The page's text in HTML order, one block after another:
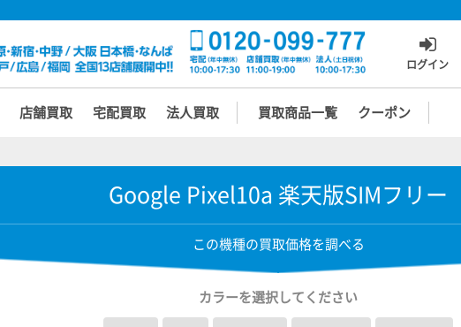
ログイン
店舗買取 宅配買取 法人買取 買取商品一覧 クーポン
Google Pixel10a 楽天版SIMフリー
この機種の買取価格を調べる
カラーを選択してください